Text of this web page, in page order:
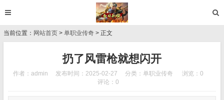
当前位置： 网站首页 > 单职业传奇 > 正文
扔了风雷枪就想闪开
作者：admin 发布时间：2025-02-27 分类： 单职业传奇
浏览：0
评论：0